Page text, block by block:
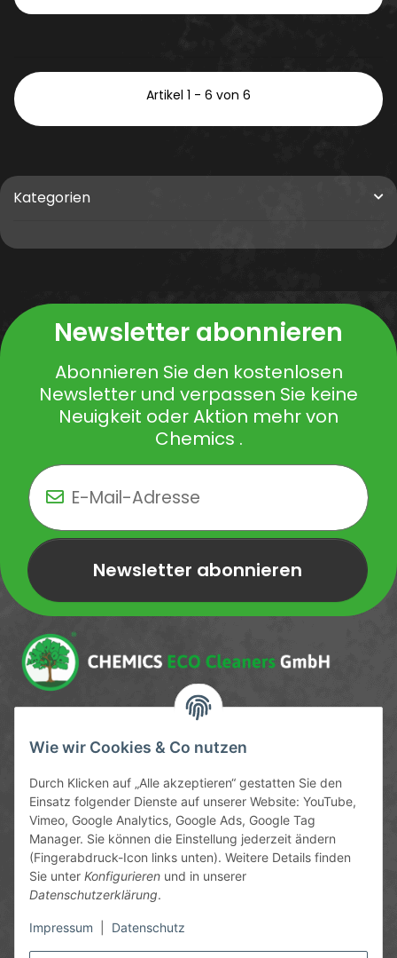
Wie wir Cookies & Co nutzen
Durch Klicken auf „Alle akzeptieren“ gestatten Sie den
Einsatz folgender Dienste auf unserer Website: YouTube,
Vimeo, Google Analytics, Google Ads, Google Tag
Manager. Sie können die Einstellung jederzeit ändern
(Fingerabdruck-Icon links unten). Weitere Details finden
Sie unter Konfigurieren und in unserer
Datenschutzerklärung.
Impressum Datenschutz
Artikel 1 - 6 von 6
Kategorien
Newsletter abonnieren
Abonnieren Sie den kostenlosen
Newsletter und verpassen Sie keine
Neuigkeit oder Aktion mehr von
Chemics .
Newsletter abonnieren
Newsletter Newsletter abonnieren
Service-Hotline
09372 / 70 80 90
Mo-Fr, 09:00-12:00 | 13:00-17:00 Uhr
Hinter den Straßenäckern 11-13
63906 Erlenbach
info@chemics.eu